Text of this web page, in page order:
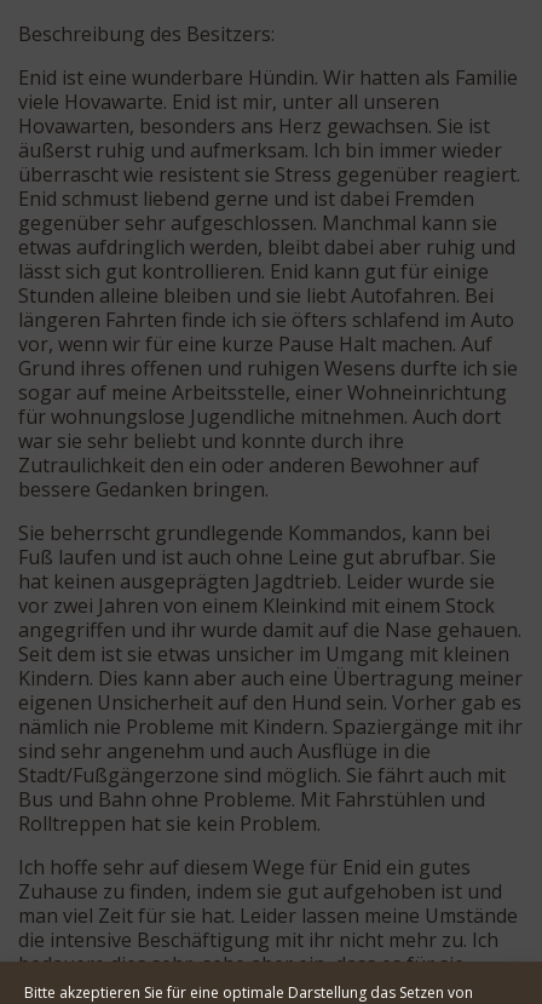
Bitte akzeptieren Sie für eine optimale Darstellung das Setzen von
Beschreibung des Besitzers:
Enid ist eine wunderbare Hündin. Wir hatten als Familie
viele Hovawarte. Enid ist mir, unter all unseren
Hovawarten, besonders ans Herz gewachsen. Sie ist
äußerst ruhig und aufmerksam. Ich bin immer wieder
überrascht wie resistent sie Stress gegenüber reagiert.
Enid schmust liebend gerne und ist dabei Fremden
gegenüber sehr aufgeschlossen. Manchmal kann sie
etwas aufdringlich werden, bleibt dabei aber ruhig und
lässt sich gut kontrollieren. Enid kann gut für einige
Stunden alleine bleiben und sie liebt Autofahren. Bei
längeren Fahrten finde ich sie öfters schlafend im Auto
vor, wenn wir für eine kurze Pause Halt machen. Auf
Grund ihres offenen und ruhigen Wesens durfte ich sie
sogar auf meine Arbeitsstelle, einer Wohneinrichtung
für wohnungslose Jugendliche mitnehmen. Auch dort
war sie sehr beliebt und konnte durch ihre
Zutraulichkeit den ein oder anderen Bewohner auf
bessere Gedanken bringen.
Sie beherrscht grundlegende Kommandos, kann bei
Fuß laufen und ist auch ohne Leine gut abrufbar. Sie
hat keinen ausgeprägten Jagdtrieb. Leider wurde sie
vor zwei Jahren von einem Kleinkind mit einem Stock
angegriffen und ihr wurde damit auf die Nase gehauen.
Seit dem ist sie etwas unsicher im Umgang mit kleinen
Kindern. Dies kann aber auch eine Übertragung meiner
eigenen Unsicherheit auf den Hund sein. Vorher gab es
nämlich nie Probleme mit Kindern. Spaziergänge mit ihr
sind sehr angenehm und auch Ausflüge in die
Stadt/Fußgängerzone sind möglich. Sie fährt auch mit
Bus und Bahn ohne Probleme. Mit Fahrstühlen und
Rolltreppen hat sie kein Problem.
Ich hoffe sehr auf diesem Wege für Enid ein gutes
Zuhause zu finden, indem sie gut aufgehoben ist und
man viel Zeit für sie hat. Leider lassen meine Umstände
die intensive Beschäftigung mit ihr nicht mehr zu. Ich
bedauere dies sehr, sehe aber ein, dass es für sie
besser ist in ein neues Zuhause zu kommen.